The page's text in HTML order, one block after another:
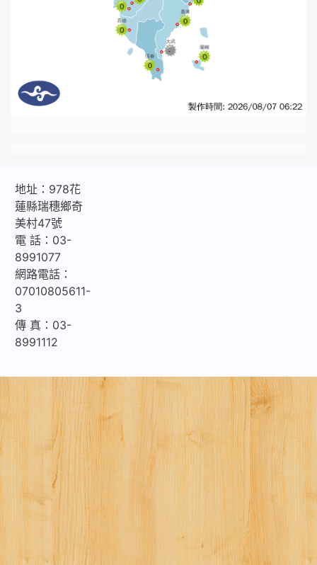
地址：978花
蓮縣瑞穗鄉奇
美村47號
電 話：03-
8991077
網路電話：
07010805611-
3
傳 真：03-
8991112